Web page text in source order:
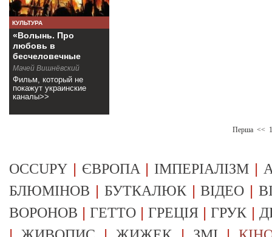
КУЛЬТУРА
«Волынь. Про
любовь в
бесчеловечные
времена»
Мачей Вишнёвский
Фильм, который не
покажут украинские
каналы>>
Перша << 1
OCCUPY | ЄВРОПА | ІМПЕРІАЛІЗМ |
БЛЮМІНОВ | БУТКАЛЮК|ВІДЕО |
ВОРОНОВ |ГЕТТО |ГРЕЦІЯ |ГРУК |